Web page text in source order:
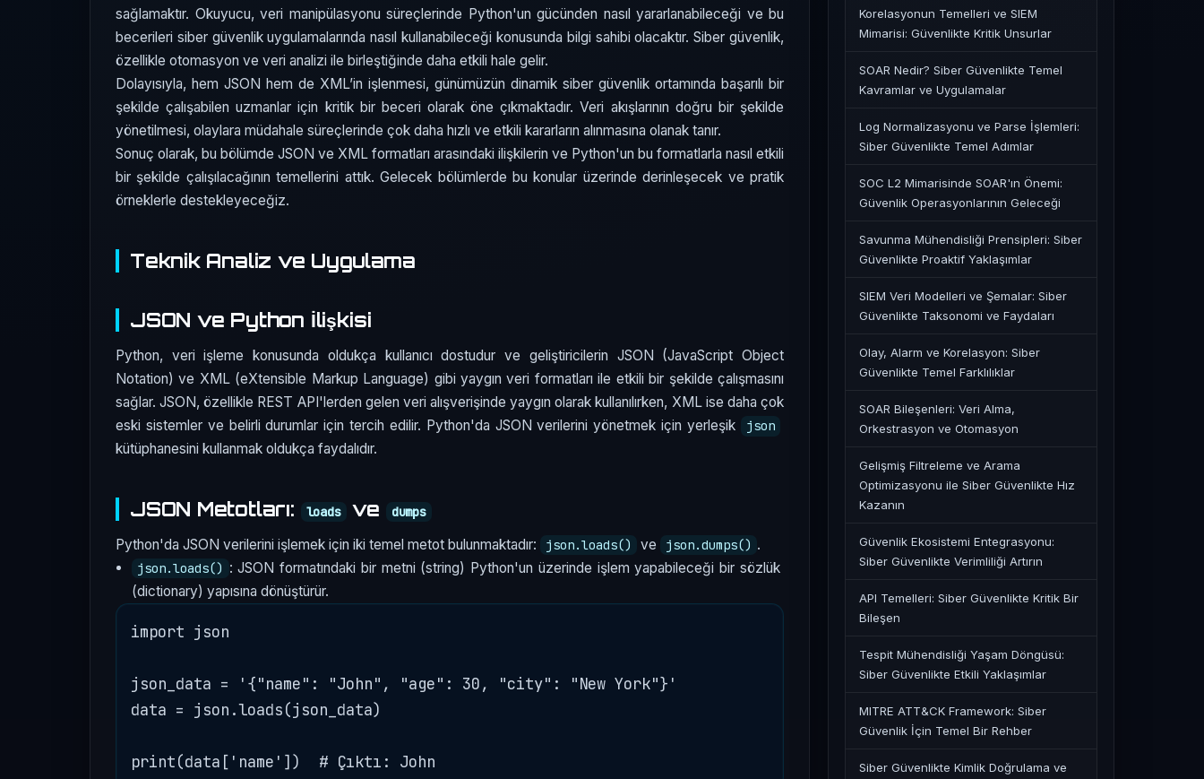
sağlamaktır. Okuyucu, veri manipülasyonu süreçlerinde Python'un gücünden nasıl yararlanabileceği ve bu
becerileri siber güvenlik uygulamalarında nasıl kullanabileceği konusunda bilgi sahibi olacaktır. Siber güvenlik,
özellikle otomasyon ve veri analizi ile birleştiğinde daha etkili hale gelir.
Dolayısıyla, hem JSON hem de XML’in işlenmesi, günümüzün dinamik siber güvenlik ortamında başarılı bir
şekilde çalışabilen uzmanlar için kritik bir beceri olarak öne çıkmaktadır. Veri akışlarının doğru bir şekilde
yönetilmesi, olaylara müdahale süreçlerinde çok daha hızlı ve etkili kararların alınmasına olanak tanır.
Sonuç olarak, bu bölümde JSON ve XML formatları arasındaki ilişkilerin ve Python'un bu formatlarla nasıl etkili
bir şekilde çalışılacağının temellerini attık. Gelecek bölümlerde bu konular üzerinde derinleşecek ve pratik
örneklerle destekleyeceğiz.
Teknik Analiz ve Uygulama
JSON ve Python İlişkisi
Python, veri işleme konusunda oldukça kullanıcı dostudur ve geliştiricilerin JSON (JavaScript Object
Notation) ve XML (eXtensible Markup Language) gibi yaygın veri formatları ile etkili bir şekilde çalışmasını
sağlar. JSON, özellikle REST API'lerden gelen veri alışverişinde yaygın olarak kullanılırken, XML ise daha çok
eski sistemler ve belirli durumlar için tercih edilir. Python'da JSON verilerini yönetmek için yerleşik
json
kütüphanesini kullanmak oldukça faydalıdır.
JSON Metotları: loads ve dumps
Python'da JSON verilerini işlemek için iki temel metot bulunmaktadır: json.loads() ve json.dumps() .
json.loads() : JSON formatındaki bir metni (string) Python'un üzerinde işlem yapabileceği bir sözlük
(dictionary) yapısına dönüştürür.
import json
json_data = '{"name": "John", "age": 30, "city": "New York"}'
data = json.loads(json_data)
Korelasyonun Temelleri ve SIEM
Mimarisi: Güvenlikte Kritik Unsurlar
SOAR Nedir? Siber Güvenlikte Temel
Kavramlar ve Uygulamalar
Log Normalizasyonu ve Parse İşlemleri:
Siber Güvenlikte Temel Adımlar
SOC L2 Mimarisinde SOAR'ın Önemi:
Güvenlik Operasyonlarının Geleceği
Savunma Mühendisliği Prensipleri: Siber
Güvenlikte Proaktif Yaklaşımlar
SIEM Veri Modelleri ve Şemalar: Siber
Güvenlikte Taksonomi ve Faydaları
Olay, Alarm ve Korelasyon: Siber
Güvenlikte Temel Farklılıklar
SOAR Bileşenleri: Veri Alma,
Orkestrasyon ve Otomasyon
Gelişmiş Filtreleme ve Arama
Optimizasyonu ile Siber Güvenlikte Hız
Kazanın
Güvenlik Ekosistemi Entegrasyonu:
Siber Güvenlikte Verimliliği Artırın
API Temelleri: Siber Güvenlikte Kritik Bir
Bileşen
Tespit Mühendisliği Yaşam Döngüsü:
Siber Güvenlikte Etkili Yaklaşımlar
MITRE ATT&CK Framework: Siber
Güvenlik İçin Temel Bir Rehber
Siber Güvenlikte Kimlik Doğrulama ve